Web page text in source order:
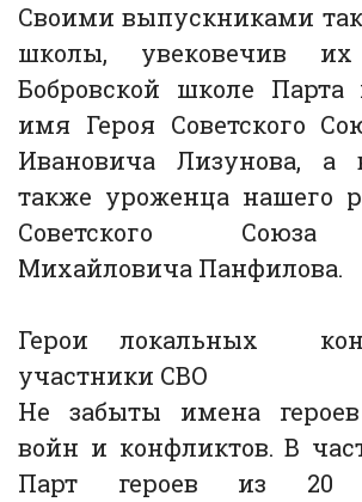
Своими выпускниками
школы, увековечив
Бобровской школе Парта
имя Героя Советского
Ивановича Лизунова, а
также уроженца нашего
Советского
Михайловича Панфилова.
Герои локальных
участники СВО
Не забыты имена
войн и конфликтов. В
Парт героев из 20